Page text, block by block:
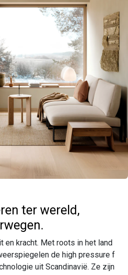
ter wereld,
en kracht. Met roots in het land
de high pressure f
uit Scandinavië. Ze zijn